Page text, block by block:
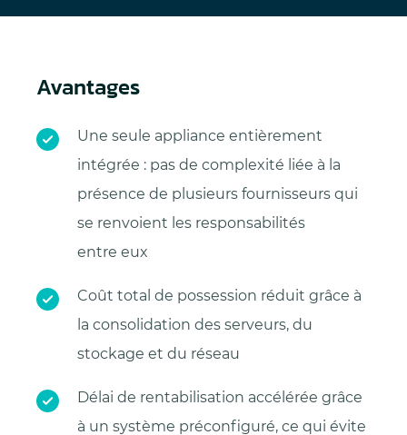
Avantages
Une seule appliance entièrement
intégrée : pas de complexité liée à la
présence de plusieurs fournisseurs qui
se renvoient les responsabilités
entre eux
Coût total de possession réduit grâce à
la consolidation des serveurs, du
stockage et du réseau
Délai de rentabilisation accélérée grâce
à un système préconfiguré, ce qui évite